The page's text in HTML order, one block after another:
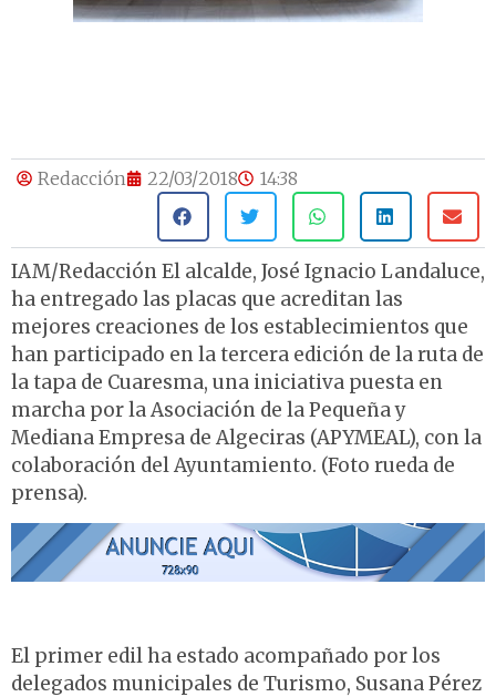
Redacción 22/03/2018 14:38
IAM/Redacción El alcalde, José Ignacio Landaluce,
ha entregado las placas que acreditan las
mejores creaciones de los establecimientos que
han participado en la tercera edición de la ruta de
la tapa de Cuaresma, una iniciativa puesta en
marcha por la Asociación de la Pequeña y
Mediana Empresa de Algeciras (APYMEAL), con la
colaboración del Ayuntamiento. (Foto rueda de
prensa).
El primer edil ha estado acompañado por los
delegados municipales de Turismo, Susana Pérez